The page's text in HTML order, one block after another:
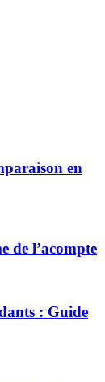
en
de l’acompte
: Guide